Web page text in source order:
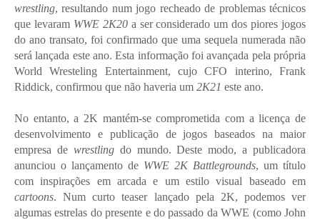
wrestling, resultando num jogo recheado de problemas técnicos
que levaram WWE 2K20a ser considerado um dos piores jogos
do ano transato, foi confirmado que uma sequela numerada não
será lançada este ano. Esta informação foi avançada pela própria
World Wresteling Entertainment, cujo CFO interino, Frank
Riddick, confirmou que não haveria um 2K21 este ano.
No entanto, a 2K mantém-se comprometida com a licença de
desenvolvimento e publicação de jogos baseados na maior
empresa de wrestlingdo mundo. Deste modo, a publicadora
anunciou o lançamento de WWE 2K Battlegrounds, um título
com inspirações em arcada e um estilo visual baseado em
cartoons. Num curto teaser lançado pela 2K, podemos ver
algumas estrelas do presente e do passado da WWE (como John